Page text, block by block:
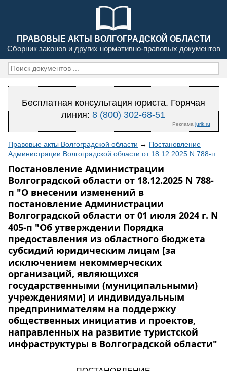
ПРАВОВЫЕ АКТЫ ВОЛГОГРАДСКОЙ ОБЛАСТИ
Сборник законов и других нормативно-правовых документов
Бесплатная консультация юриста. Горячая
линия:8 (800) 302-68-51
Реклама jurik.ru
Правовые акты Волгоградской области → Постановление
Администрации Волгоградской области от 18.12.2025 N 788-п
Постановление Администрации
Волгоградской области от 18.12.2025 N 788-
п "О внесении изменений в
постановление Администрации
Волгоградской области от 01 июля 2024 г. N
405-п "Об утверждении Порядка
предоставления из областного бюджета
субсидий юридическим лицам [за
исключением некоммерческих
организаций, являющихся
государственными (муниципальными)
учреждениями] и индивидуальным
предпринимателям на поддержку
общественных инициатив и проектов,
направленных на развитие туристской
инфраструктуры в Волгоградской области"